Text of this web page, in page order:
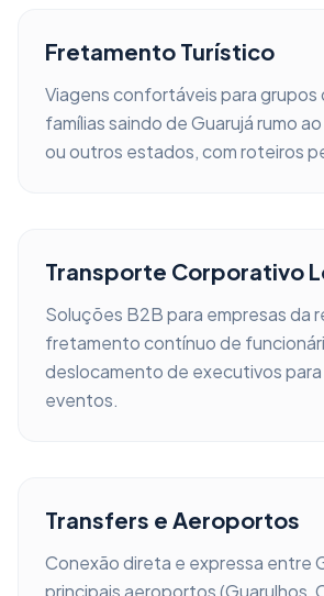
Fretamento Turístico
Viagens confortáveis para grupos
famílias saindo deGuarujárumo
ou outros estados, com roteiros
Transporte Corporativo
Soluções B2B para empresas da
fretamento contínuo de
deslocamento de executivos para
eventos.
Transfers e Aeroportos
Conexão direta e expressa entre
principais aeroportos (Guarulhos,